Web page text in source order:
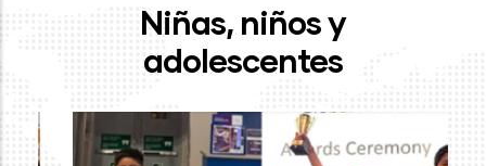
Niñas, niños y
adolescentes